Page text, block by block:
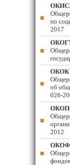
по
2017
ОКОК
об
026-
2012
ОКОФ